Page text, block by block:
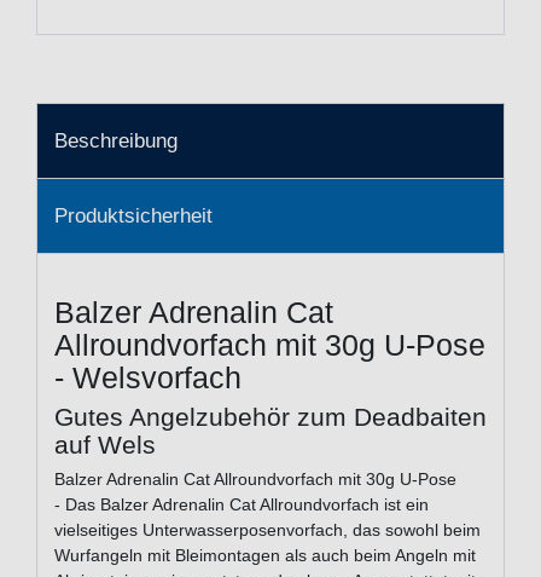
Beschreibung
Produktsicherheit
Balzer Adrenalin Cat
Allroundvorfach mit 30g U-Pose
- Welsvorfach
Gutes Angelzubehör zum Deadbaiten
auf Wels
Balzer Adrenalin Cat Allroundvorfach mit 30g U-Pose
- Das Balzer Adrenalin Cat Allroundvorfach ist ein
vielseitiges Unterwasserposenvorfach, das sowohl beim
Wurfangeln mit Bleimontagen als auch beim Angeln mit